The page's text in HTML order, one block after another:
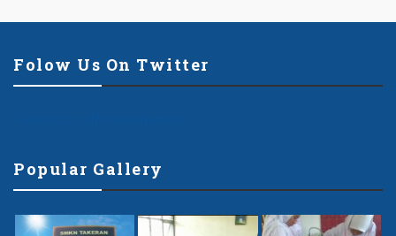
Folow Us On Twitter
Popular Gallery